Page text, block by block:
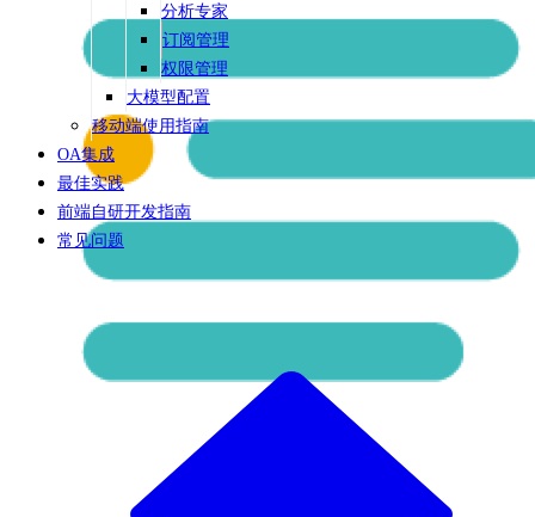
分析专家
订阅管理
权限管理
大模型配置
移动端使用指南
OA集成
最佳实践
前端自研开发指南
常见问题